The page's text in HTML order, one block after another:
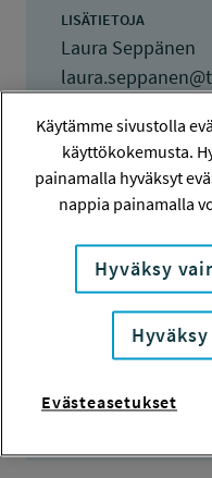
LISÄTIETOJA
Laura Seppänen
TOTEUTUSAIKA
1.7.2021 -
34 000 euroa
48 930 euroa
22.3.2022
Käytämme sivustolla
käyttökokemusta.
painamalla hyväksyt
nappia painamalla
Hyväksy
Evästeasetukset